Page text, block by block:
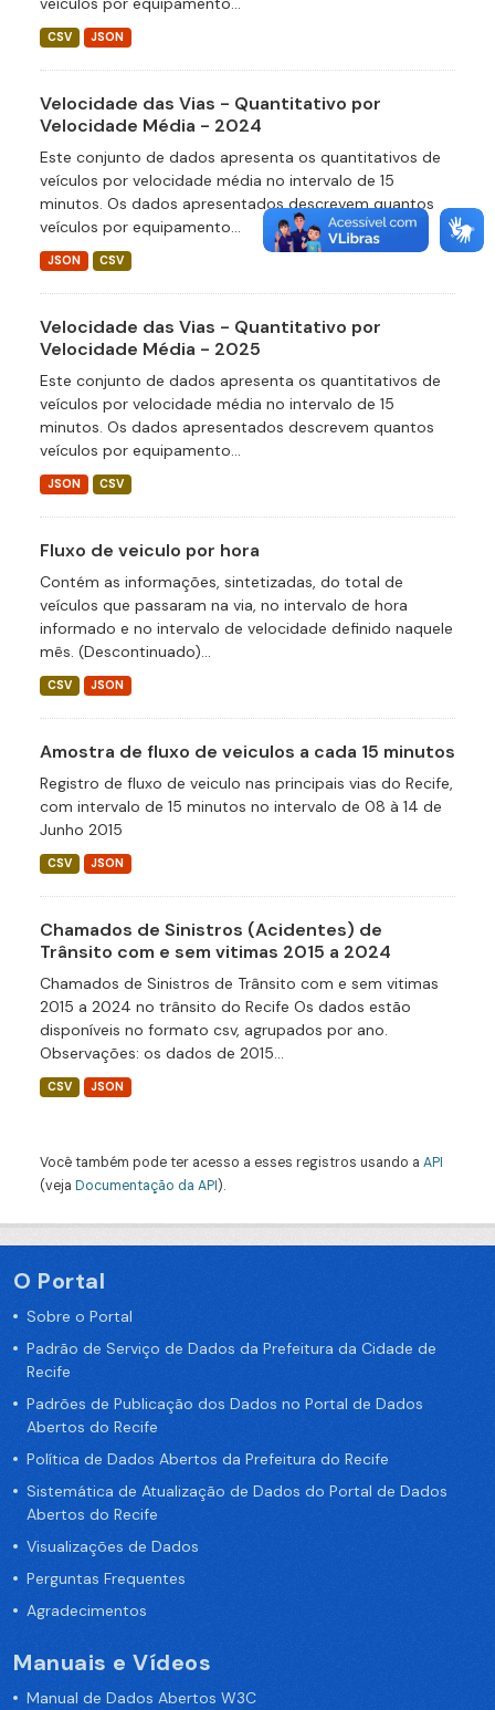
CSV JSON
Velocidade das Vias - Quantitativo por
Velocidade Média - 2024
Este conjunto de dados apresenta os quantitativos de
veículos por velocidade média no intervalo de 15
minutos. Os dados apresentados descrevem quantos
veículos por equipamento...
JSON CSV
Velocidade das Vias - Quantitativo por
Velocidade Média - 2025
Este conjunto de dados apresenta os quantitativos de
veículos por velocidade média no intervalo de 15
minutos. Os dados apresentados descrevem quantos
veículos por equipamento...
JSON CSV
Fluxo de veiculo por hora
Contém as informações, sintetizadas, do total de
veículos que passaram na via, no intervalo de hora
informado e no intervalo de velocidade definido naquele
mês. (Descontinuado)...
CSV JSON
Amostra de fluxo de veiculos a cada 15 minutos
Registro de fluxo de veiculo nas principais vias do Recife,
com intervalo de 15 minutos no intervalo de 08 à 14 de
Junho 2015
CSV JSON
Chamados de Sinistros (Acidentes) de
Trânsito com e sem vitimas 2015 a 2024
Chamados de Sinistros de Trânsito com e sem vitimas
2015 a 2024 no trânsito do Recife Os dados estão
disponíveis no formato csv, agrupados por ano.
Observações: os dados de 2015...
CSV JSON
Você também pode ter acesso a esses registros usando a API
(veja Documentação da API).
O Portal
Sobre o Portal
Padrão de Serviço de Dados da Prefeitura da Cidade de
Recife
Padrões de Publicação dos Dados no Portal de Dados
Abertos do Recife
Política de Dados Abertos da Prefeitura do Recife
Sistemática de Atualização de Dados do Portal de Dados
Abertos do Recife
Visualizações de Dados
Perguntas Frequentes
Agradecimentos
Manuais e Vídeos
Manual de Dados Abertos W3C